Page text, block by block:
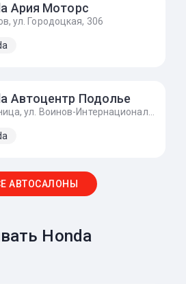
Ария Моторс
ул. Городоцкая, 306
Автоцентр Подолье
АВТОСАЛОНЫ
Honda